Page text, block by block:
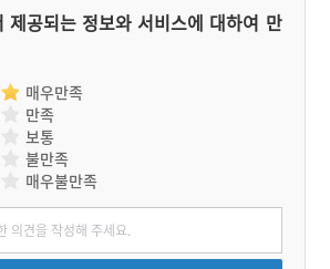
제공되는 정보와 서비스에 대하여 만
매우만족
만족
보통
불만족
매우불만족